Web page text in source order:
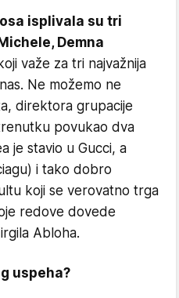
isplivala su tri
Demna
važe za tri najvažnija
Ne možemo ne
direktora grupacije
povukao dva
je stavio u Gucci, a
i tako dobro
koji se verovatno trga
redove dovede
Abloha.
uspeha?